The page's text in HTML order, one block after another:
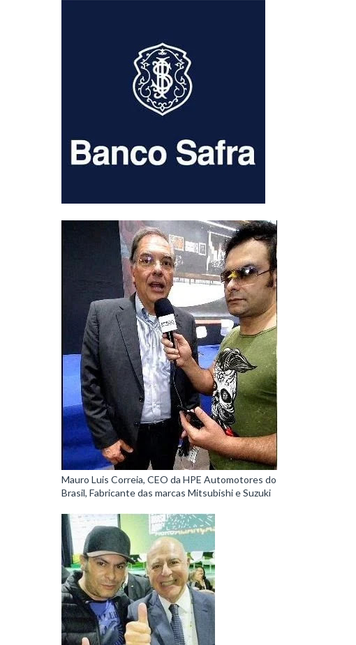
Mauro Luis Correia, CEO da HPE Automotores do
Brasil, Fabricante das marcas Mitsubishi e Suzuki